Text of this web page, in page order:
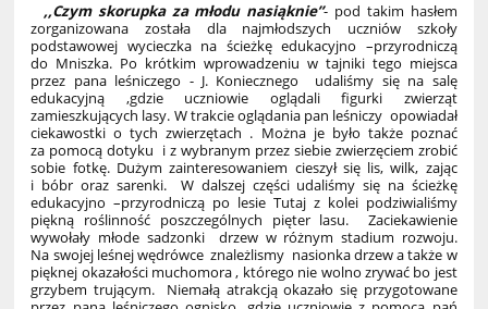
,,Czym skorupka za młodu nasiąknie”- pod takim hasłem
zorganizowana została dla najmłodszych uczniów szkoły
podstawowej wycieczka na ścieżkę edukacyjno –przyrodniczą
do Mniszka. Po krótkim wprowadzeniu w tajniki tego miejsca
przez pana leśniczego - J. Koniecznego udaliśmy się na salę
edukacyjną ,gdzie uczniowie oglądali figurki zwierząt
zamieszkujących lasy. W trakcie oglądania pan leśniczy opowiadał
ciekawostki o tych zwierzętach . Można je było także poznać
za pomocą dotyku i z wybranym przez siebie zwierzęciem zrobić
sobie fotkę. Dużym zainteresowaniem cieszył się lis, wilk, zając
i bóbr oraz sarenki. W dalszej części udaliśmy się na ścieżkę
edukacyjno –przyrodniczą po lesie Tutaj z kolei podziwialiśmy
piękną roślinność poszczególnych pięter lasu. Zaciekawienie
wywołały młode sadzonki drzew w różnym stadium rozwoju.
Na swojej leśnej wędrówce znależlismy nasionka drzew a także w
pięknej okazałości muchomora , którego nie wolno zrywać bo jest
grzybem trującym. Niemałą atrakcją okazało się przygotowane